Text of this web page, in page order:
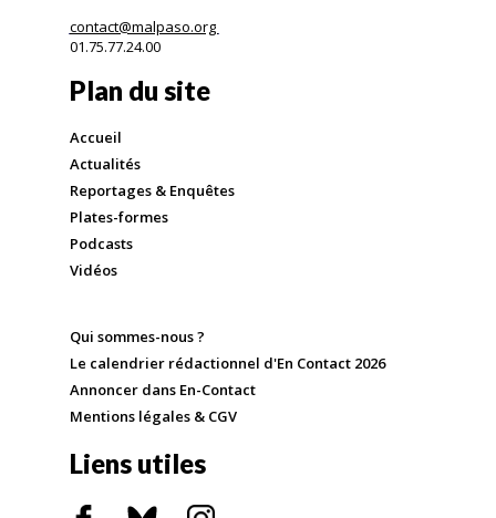
contact@malpaso.org
01.75.77.24.00
Plan du site
Accueil
Actualités
Reportages & Enquêtes
Plates-formes
Podcasts
Vidéos
Qui sommes-nous ?
Le calendrier rédactionnel d'En Contact 2026
Annoncer dans En-Contact
Mentions légales & CGV
Liens utiles